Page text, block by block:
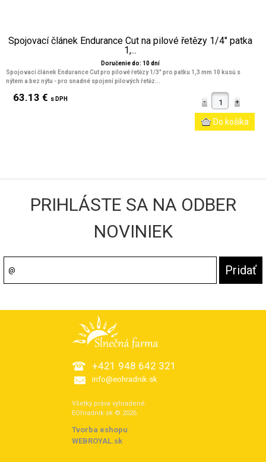
Spojovací článek Endurance Cut na pilové řetězy 1/4" patka
1,...
Doručenie do: 10 dní
Spojovací článek Endurance Cut pro pilové řetězy 1/3" pro patku 1,3 mm 10 kusů s
nýtem a bez nýtu - pro snadné spojení pilových řetěz...
63.13 € s DPH
PRIHLÁSTE SA NA ODBER
NOVINIEK
+421 948 642 321
info@eohradnik.sk
Všetky práva vyhradené.
EOhradnik.sk © 2026
Tvorba eshopu:
WEBROYAL.sk